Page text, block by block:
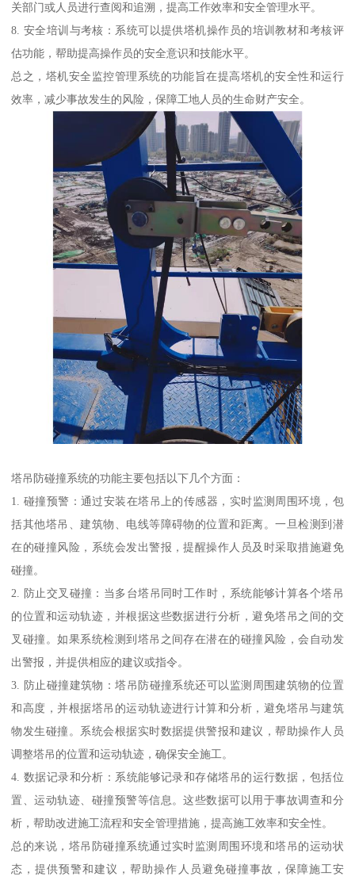
关部门或人员进行查阅和追溯，提高工作效率和安全管理水平。
8. 安全培训与考核：系统可以提供塔机操作员的培训教材和考核评
估功能，帮助提高操作员的安全意识和技能水平。
总之，塔机安全监控管理系统的功能旨在提高塔机的安全性和运行
效率，减少事故发生的风险，保障工地人员的生命财产安全。
塔吊防碰撞系统的功能主要包括以下几个方面：
1. 碰撞预警：通过安装在塔吊上的传感器，实时监测周围环境，包
括其他塔吊、建筑物、电线等障碍物的位置和距离。一旦检测到潜
在的碰撞风险，系统会发出警报，提醒操作人员及时采取措施避免
碰撞。
2. 防止交叉碰撞：当多台塔吊同时工作时，系统能够计算各个塔吊
的位置和运动轨迹，并根据这些数据进行分析，避免塔吊之间的交
叉碰撞。如果系统检测到塔吊之间存在潜在的碰撞风险，会自动发
出警报，并提供相应的建议或指令。
3. 防止碰撞建筑物：塔吊防碰撞系统还可以监测周围建筑物的位置
和高度，并根据塔吊的运动轨迹进行计算和分析，避免塔吊与建筑
物发生碰撞。系统会根据实时数据提供警报和建议，帮助操作人员
调整塔吊的位置和运动轨迹，确保安全施工。
4. 数据记录和分析：系统能够记录和存储塔吊的运行数据，包括位
置、运动轨迹、碰撞预警等信息。这些数据可以用于事故调查和分
析，帮助改进施工流程和安全管理措施，提高施工效率和安全性。
总的来说，塔吊防碰撞系统通过实时监测周围环境和塔吊的运动状
态，提供预警和建议，帮助操作人员避免碰撞事故，保障施工安